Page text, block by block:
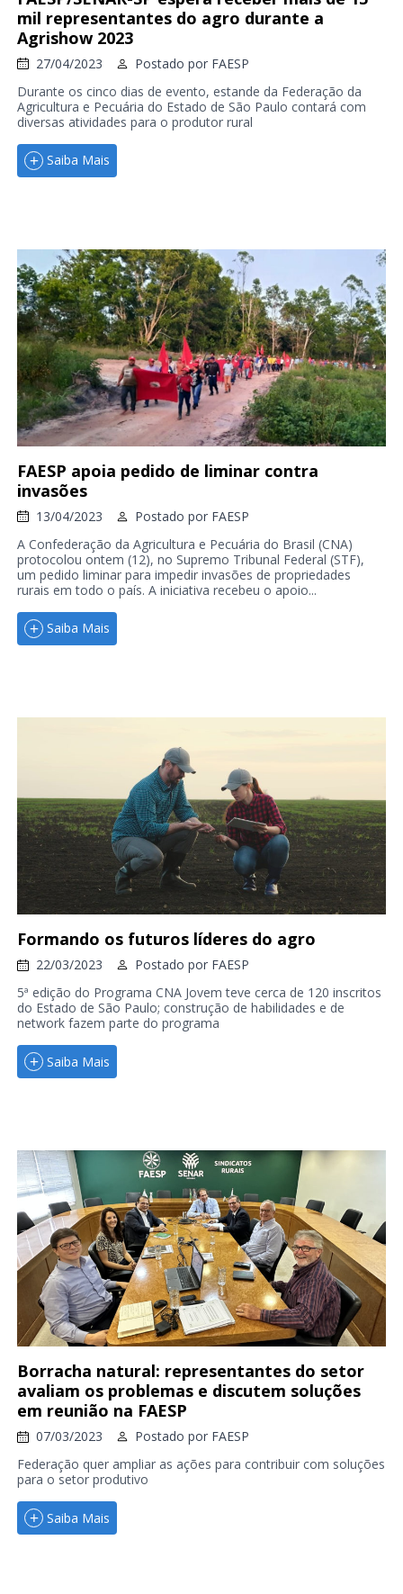
mil representantes do agro durante a
Agrishow 2023
27/04/2023 Postado por FAESP
Durante os cinco dias de evento, estande da Federação da
Agricultura e Pecuária do Estado de São Paulo contará com
diversas atividades para o produtor rural
Saiba Mais
FAESP apoia pedido de liminar contra
invasões
13/04/2023 Postado por FAESP
A Confederação da Agricultura e Pecuária do Brasil (CNA)
protocolou ontem (12), no Supremo Tribunal Federal (STF),
um pedido liminar para impedir invasões de propriedades
rurais em todo o país. A iniciativa recebeu o apoio...
Saiba Mais
Formando os futuros líderes do agro
22/03/2023 Postado por FAESP
5ª edição do Programa CNA Jovem teve cerca de 120 inscritos
do Estado de São Paulo; construção de habilidades e de
network fazem parte do programa
Saiba Mais
Borracha natural: representantes do setor
avaliam os problemas e discutem soluções
em reunião na FAESP
07/03/2023 Postado por FAESP
Federação quer ampliar as ações para contribuir com soluções
para o setor produtivo
Saiba Mais